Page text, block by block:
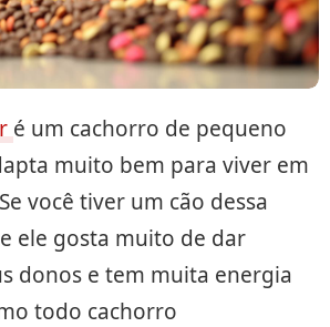
é um cachorro de pequeno
muito bem para viver em
você tiver um cão dessa
ele gosta muito de dar
donos e tem muita energia
todo cachorro